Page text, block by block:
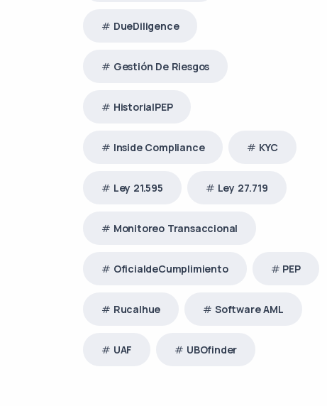
DueDiligence
Gestión De Riesgos
HistorialPEP
Inside Compliance KYC
Ley 21.595 Ley 27.719
Monitoreo Transaccional
OficialdeCumplimiento PEP
Rucalhue Software AML
UAF UBOfinder